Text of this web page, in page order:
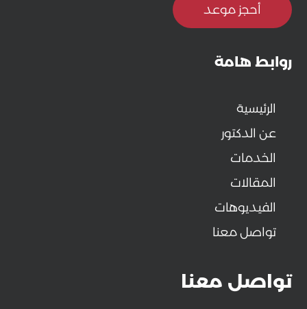
تواصل معنا
روابط هامة
الرئيسية
عن الدكتور
الخدمات
المقالات
الفيديوهات
تواصل معنا
أحجز موعد